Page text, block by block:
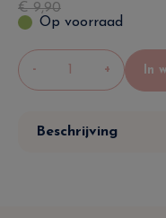
€9,90
Op voorraad
- + In
Beschrijving